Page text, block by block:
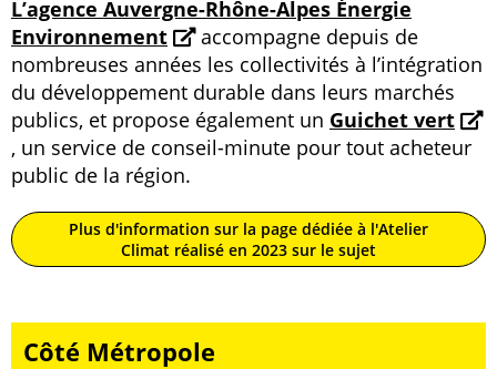
L’agence Auvergne-Rhône-Alpes Énergie
Environnement
accompagne depuis de
nombreuses années les collectivités à l’intégration
du développement durable dans leurs marchés
publics, et propose également un Guichet vert
, un service de conseil-minute pour tout acheteur
public de la région.
Plus d'information sur la page dédiée à l'Atelier
Climat réalisé en 2023 sur le sujet
Côté Métropole